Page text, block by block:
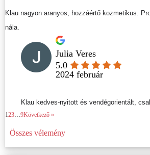
Klau nagyon aranyos, hozzáértő kozmetikus.
nála.
Julia Veres
5.0
2024 február
Klau kedves-nyitott és vendégorientált,
123 9Következő »
Összes vélemény